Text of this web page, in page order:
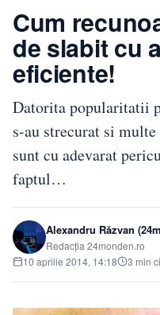
Cum
de slabit cu
eficiente!
Datorita popularitatii
s-au strecurat si
sunt cu adevarat
faptul…
Alexandru Răzvan
Redacția 24monden.ro
10 aprilie 2014, 14:18
3 min